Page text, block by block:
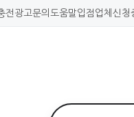
전 광고문의 도움말입점업체신청